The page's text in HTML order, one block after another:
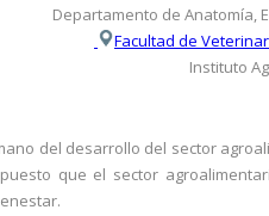
Departamento de Anatomía,
Facultad de
Instituto
del desarrollo del sector
que el sector